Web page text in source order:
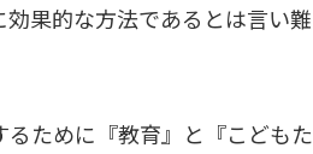
果的な方法であるとは言い難
ために『教育』と『こどもた